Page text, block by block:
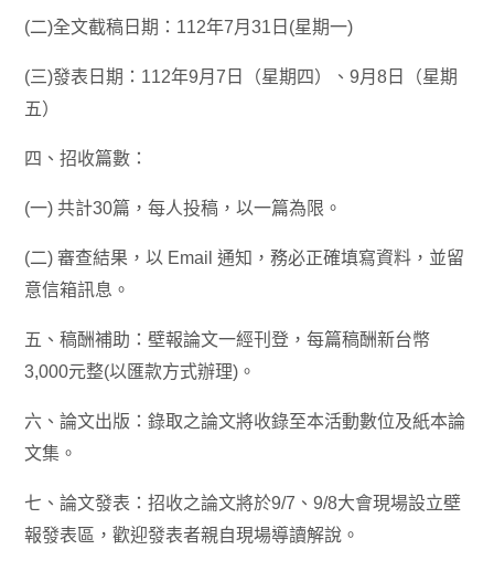
(二)全文截稿日期：112年7月31日(星期一)
(三)發表日期：112年9月7日（星期四）、9月8日（星期
五）
四、招收篇數：
(一) 共計30篇，每人投稿，以一篇為限。
(二) 審查結果，以 Email 通知，務必正確填寫資料，並留
意信箱訊息。
五、稿酬補助：壁報論文一經刊登，每篇稿酬新台幣
3,000元整(以匯款方式辦理)。
六、論文出版：錄取之論文將收錄至本活動數位及紙本論
文集。
七、論文發表：招收之論文將於9/7、9/8大會現場設立壁
報發表區，歡迎發表者親自現場導讀解說。